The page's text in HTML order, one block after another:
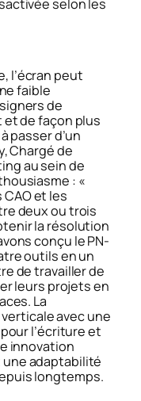
selon les
l’écran peut
faible
de
de façon plus
passer d’un
Chargé de
au sein de
: «
et les
deux ou trois
la résolution
conçu le PN-
outils en un
de travailler de
leurs projets en
La
avec une
l’écriture et
innovation
adaptabilité
longtemps.